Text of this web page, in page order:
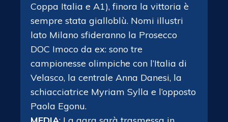
Coppa Italia e A1), finora la vittoria è
sempre stata gialloblù. Nomi illustri
lato Milano sfideranno la Prosecco
DOC Imoco da ex: sono tre
campionesse olimpiche con l’Italia di
Velasco, la centrale Anna Danesi, la
schiacciatrice Myriam Sylla e l’opposto
Paola Egonu.